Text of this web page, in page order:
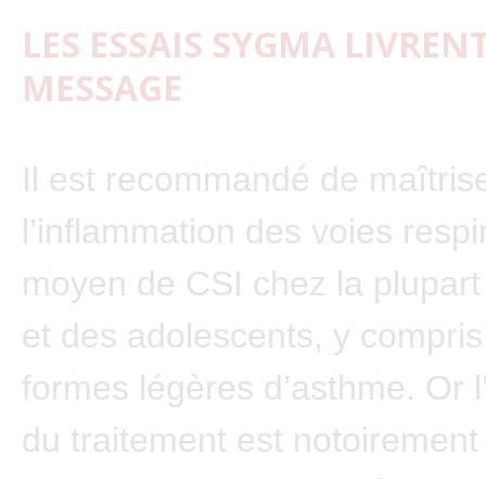
LES ESSAIS SYGMA
MESSAGE
Il est recommandé de
l’inflammation des voies
moyen de CSI chez la
et des adolescents, y
formes légères d’asthme. Or
du traitement est notoirement